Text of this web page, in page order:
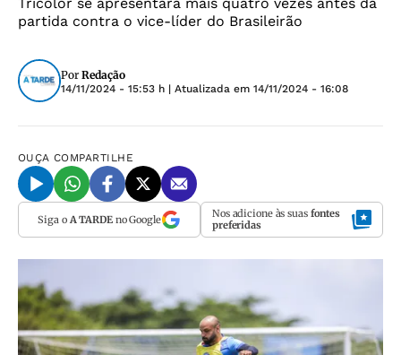
partida contra o vice-líder do Brasileirão
Por Redação
14/11/2024 - 15:53 h | Atualizada em 14/11/2024 - 16:08
OUÇA COMPARTILHE
Siga o A TARDEno Google Nos adicione às suas fontes
preferidas